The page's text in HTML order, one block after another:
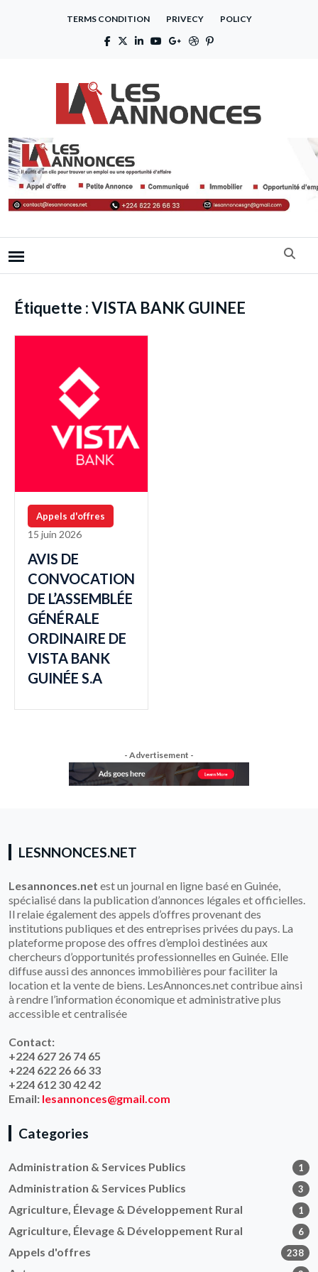
TERMS CONDITION PRIVECY POLICY
Étiquette :VISTA BANK GUINEE
Appels d'offres
15 juin 2026
AVIS DE
CONVOCATION
DE L’ASSEMBLÉE
GÉNÉRALE
ORDINAIRE DE
VISTA BANK
GUINÉE S.A
- Advertisement -
LESNNONCES.NET
Lesannonces.net est un journal en ligne basé en Guinée,
spécialisé dans la publication d’annonces légales et officielles.
Il relaie également des appels d’offres provenant des
institutions publiques et des entreprises privées du pays. La
plateforme propose des offres d’emploi destinées aux
chercheurs d’opportunités professionnelles en Guinée. Elle
diffuse aussi des annonces immobilières pour faciliter la
location et la vente de biens. LesAnnonces.net contribue ainsi
à rendre l’information économique et administrative plus
accessible et centralisée
Contact:
+224 627 26 74 65
+224 622 26 66 33
+224 612 30 42 42
Email: lesannonces@gmail.com
Categories
Administration & Services Publics 1
Administration & Services Publics 3
Agriculture, Élevage & Développement Rural 1
Agriculture, Élevage & Développement Rural 6
Appels d'offres 238